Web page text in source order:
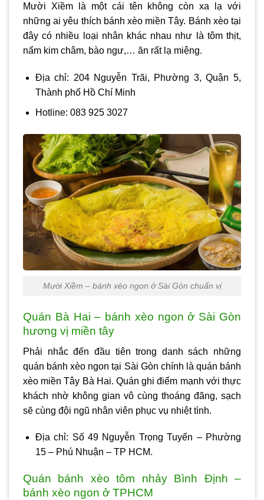
Mười Xiềm là một cái tên không còn xa lạ với
những ai yêu thích bánh xèo miền Tây. Bánh xèo tại
đây có nhiều loại nhân khác nhau như là tôm thịt,
nấm kim châm, bào ngư,… ăn rất lạ miệng.
Địa chỉ: 204 Nguyễn Trãi, Phường 3, Quận 5,
Thành phố Hồ Chí Minh
Hotline: 083 925 3027
Mười Xiềm – bánh xèo ngon ở Sài Gòn chuẩn vị
Quán Bà Hai – bánh xèo ngon ở Sài Gòn
hương vị miền tây
Phải nhắc đến đầu tiên trong danh sách những
quán bánh xèo ngon tại Sài Gòn chính là quán bánh
xèo miền Tây Bà Hai. Quán ghi điểm mạnh với thực
khách nhờ không gian vô cùng thoáng đãng, sạch
sẽ cùng đội ngũ nhân viên phục vụ nhiệt tình.
Địa chỉ: Số 49 Nguyễn Trọng Tuyển – Phường
15 – Phú Nhuận – TP HCM.
Quán bánh xèo tôm nhảy Bình Định –
bánh xèo ngon ở TPHCM